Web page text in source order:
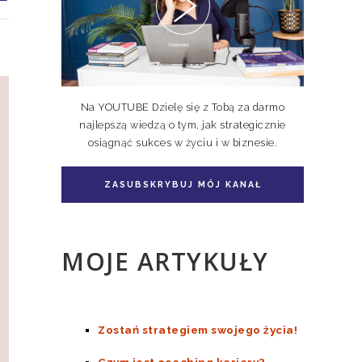
Niedoskonali TOM I, II
Pakiet książka + e-book
Doskonale Niedoskonali TOM II
Na YOUTUBE Dzielę się z Tobą za darmo
najlepszą wiedzą o tym, jak strategicznie
osiągnąć sukces w życiu i w biznesie.
ZASUBSKRYBUJ MÓJ KANAŁ
MOJE ARTYKUŁY
Zostań strategiem swojego życia!